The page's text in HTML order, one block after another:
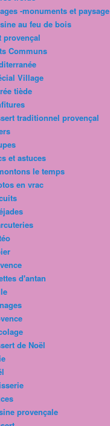
-monuments et paysage
au feu de bois
provençal
Communs
Village
tiède
traditionnel provençal
et astuces
le temps
en vrac
d'antan
de Noël
provençale